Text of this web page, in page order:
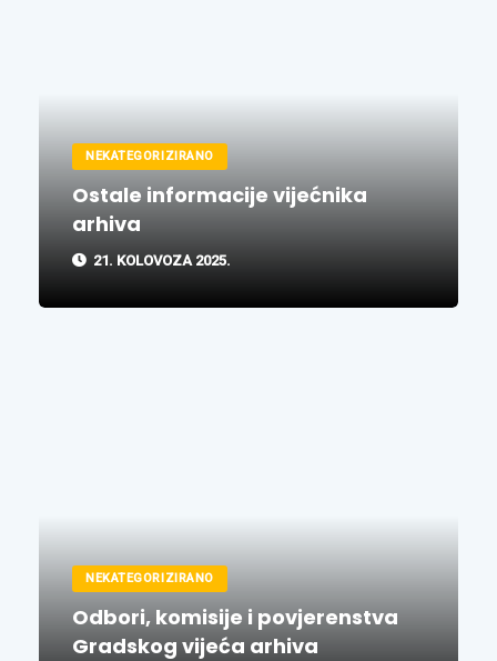
NEKATEGORIZIRANO
Ostale informacije vijećnika
arhiva
21. KOLOVOZA 2025.
NEKATEGORIZIRANO
Odbori, komisije i povjerenstva
Gradskog vijeća arhiva